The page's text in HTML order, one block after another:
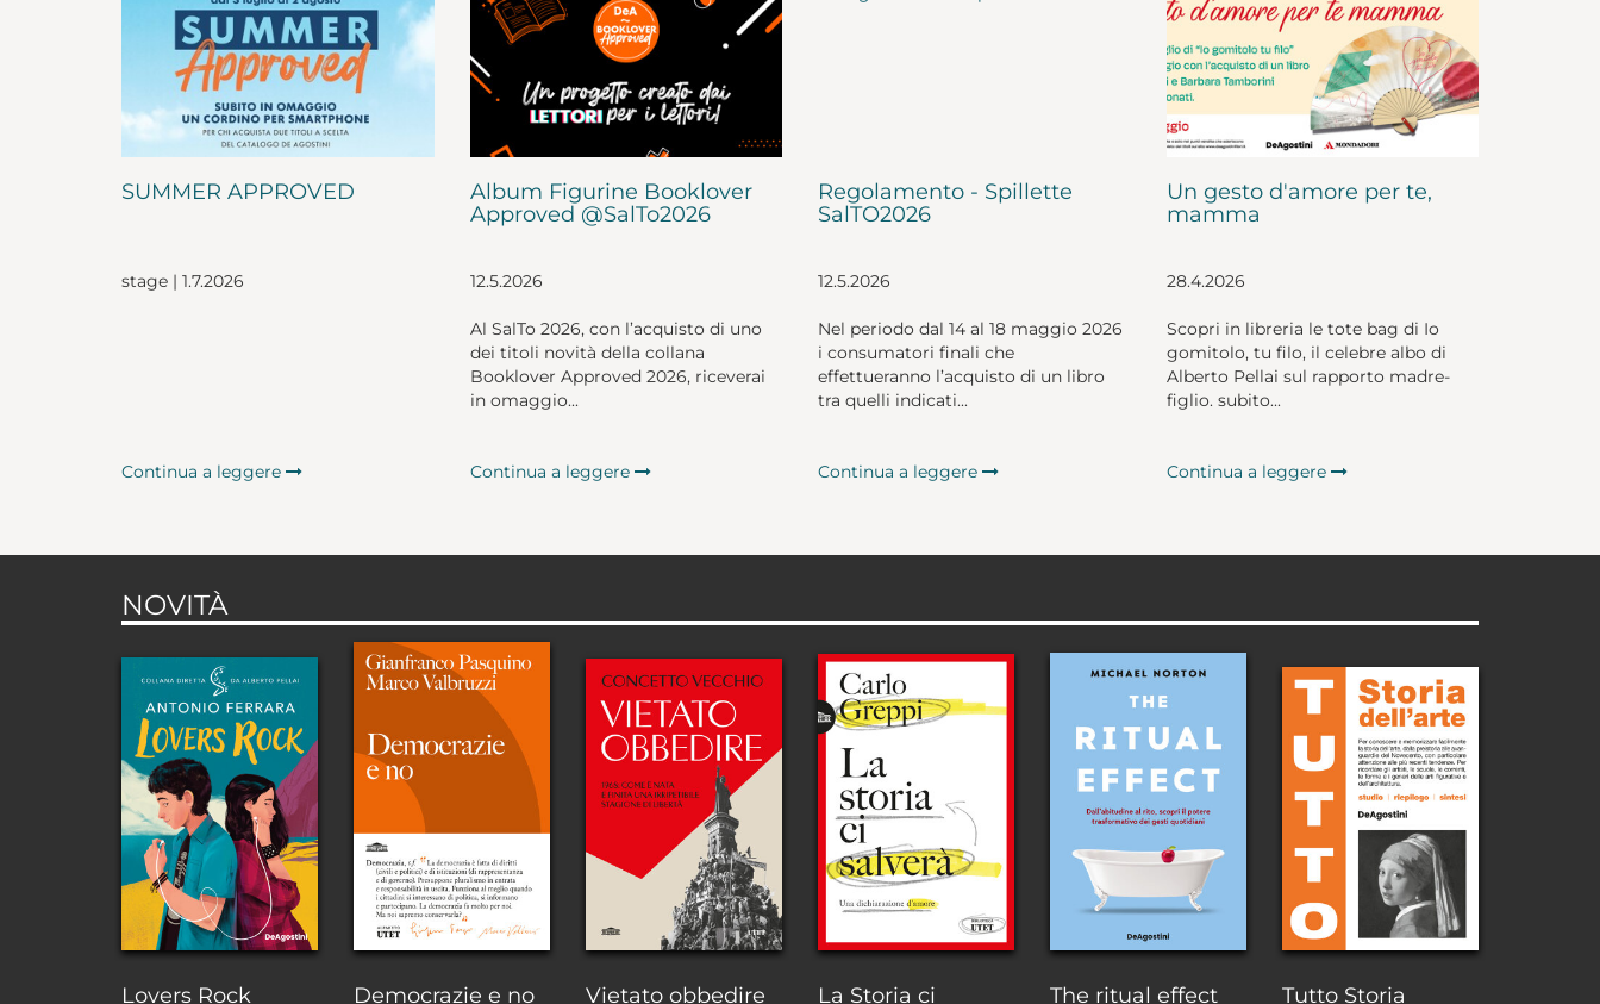
SUMMER APPROVED
stage | 1.7.2026
Continua a leggere
Album Figurine Booklover
Approved @SalTo2026
12.5.2026
Al SalTo 2026, con l’acquisto di uno
dei titoli novità della collana
Booklover Approved 2026, riceverai
in omaggio...
Continua a leggere
Regolamento - Spillette
SalTO2026
12.5.2026
Nel periodo dal 14 al 18 maggio 2026
i consumatori finali che
effettueranno l’acquisto di un libro
tra quelli indicati...
Continua a leggere
Un gesto d'amore per te,
mamma
28.4.2026
Scopri in libreria le tote bag di Io
gomitolo, tu filo, il celebre albo di
Alberto Pellai sul rapporto madre-
figlio. subito...
Continua a leggere
NOVITÀ
Lovers Rock Democrazie e no Vietato obbedire
La Storia ci
The ritual effect
Tutto Storia